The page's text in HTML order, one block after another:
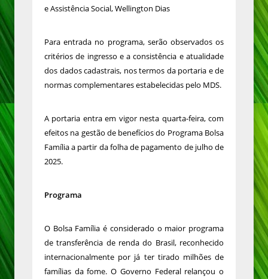
e Assistência Social, Wellington Dias
Para entrada no programa, serão observados os
critérios de ingresso e a consistência e atualidade
dos dados cadastrais, nos termos da portaria e de
normas complementares estabelecidas pelo MDS.
A portaria entra em vigor nesta quarta-feira, com
efeitos na gestão de benefícios do Programa Bolsa
Família a partir da folha de pagamento de julho de
2025.
Programa
O Bolsa Família é considerado o maior programa
de transferência de renda do Brasil, reconhecido
internacionalmente por já ter tirado milhões de
famílias da fome. O Governo Federal relançou o